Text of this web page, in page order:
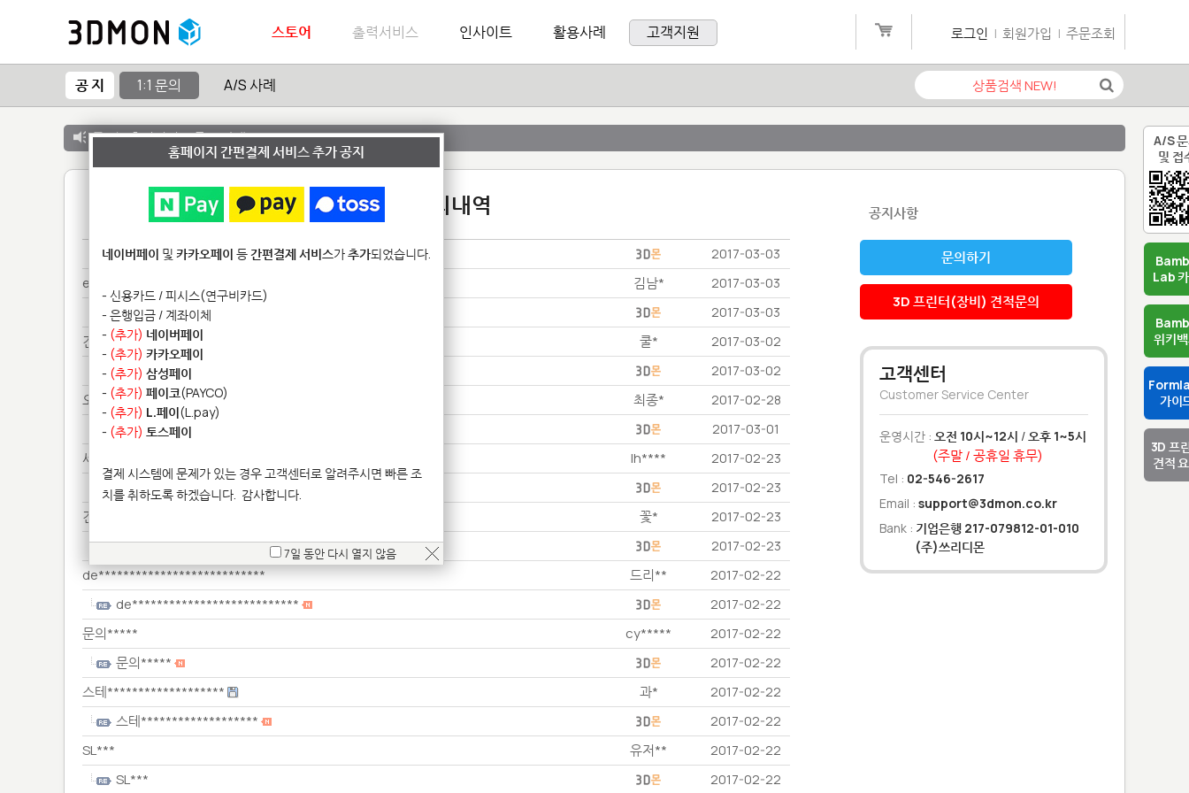
A/S
및 접
Lab
위키
가이
3D 프
견적
스토어 출력서비스 인사이트 활용사례 고객지원 로그인 | 회원가입 | 주문조회
공 지 1:1 문의 A/S 사례
공 지 :출력서비스 종료 안내
1:1 문의내역
문의 2017-03-03
ex******* 김남* 2017-03-03
ex******* 2017-03-03
견적*** 쿨* 2017-03-02
견적*** 2017-03-02
오늘**************** 최종* 2017-02-28
오늘**************** 2017-03-01
세금************ lh**** 2017-02-23
세금************ 2017-02-23
견적******** 꽃* 2017-02-23
견적******** 2017-02-23
de*************************** 드리** 2017-02-22
de*************************** 2017-02-22
문의***** cy***** 2017-02-22
문의***** 2017-02-22
스테******************* 과* 2017-02-22
스테******************* 2017-02-22
SL*** 유저** 2017-02-22
SL*** 2017-02-22
공지사항
문의하기
3D 프린터(장비) 견적문의
고객센터
Customer Service Center
운영시간 : 오전 10시~12시 /오후 1~5시
(주말 / 공휴일 휴무)
Tel : 02-546-2617
Email : support@3dmon.co.kr
Bank : 기업은행 217-079812-01-010
(주)쓰리디몬
홈페이지 간편결제 서비스 추가 공지
네이버페이 및 카카오페이 등간편결제 서비스가추가되었습니다.
- 신용카드 / 피시스(연구비카드)
- 은행입금 / 계좌이체
- (추가) 네이버페이
- (추가) 카카오페이
- (추가) 삼성페이
- (추가) 페이코(PAYCO)
- (추가) L.페이(L.pay)
- (추가) 토스페이
결제 시스템에 문제가 있는 경우 고객센터로 알려주시면 빠른 조
치를 취하도록 하겠습니다. 감사합니다.
7일 동안 다시 열지 않음